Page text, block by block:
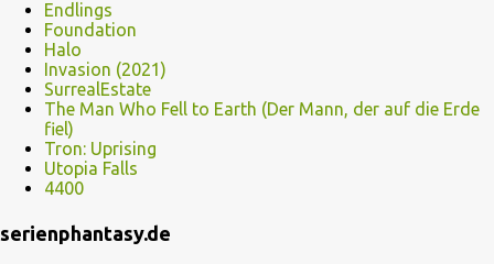
Endlings
Foundation
Halo
Invasion (2021)
SurrealEstate
The Man Who Fell to Earth (Der Mann, der auf die Erde
fiel)
Tron: Uprising
Utopia Falls
4400
serienphantasy.de